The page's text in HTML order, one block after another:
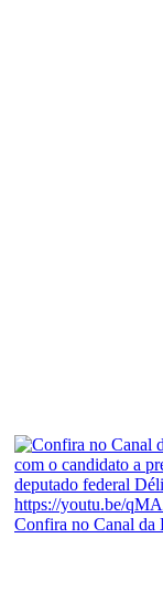
Confira no Canal da